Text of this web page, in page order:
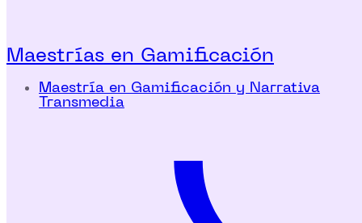
Maestrías en Gamificación
Maestría en Gamificación y Narrativa
Transmedia